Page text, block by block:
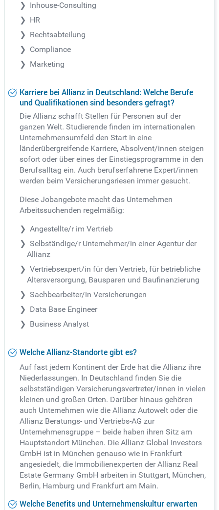
Inhouse-Consulting
HR
Rechtsabteilung
Compliance
Marketing
Karriere bei Allianz in Deutschland: Welche Berufe
und Qualifikationen sind besonders gefragt?
Die Allianz schafft Stellen für Personen auf der
ganzen Welt. Studierende finden im internationalen
Unternehmensumfeld den Start in eine
länderübergreifende Karriere, Absolvent/innen steigen
sofort oder über eines der Einstiegsprogramme in den
Berufsalltag ein. Auch berufserfahrene Expert/innen
werden beim Versicherungsriesen immer gesucht.
Diese Jobangebote macht das Unternehmen
Arbeitssuchenden regelmäßig:
Angestellte/r im Vertrieb
Selbständige/r Unternehmer/in einer Agentur der
Allianz
Vertriebsexpert/in für den Vertrieb, für betriebliche
Altersversorgung, Bausparen und Baufinanzierung
Sachbearbeiter/in Versicherungen
Data Base Engineer
Business Analyst
Welche Allianz-Standorte gibt es?
Auf fast jedem Kontinent der Erde hat die Allianz ihre
Niederlassungen. In Deutschland finden Sie die
selbstständigen Versicherungsvertreter/innen in vielen
kleinen und großen Orten. Darüber hinaus gehören
auch Unternehmen wie die Allianz Autowelt oder die
Allianz Beratungs- und Vertriebs-AG zur
Unternehmensgruppe – beide haben ihren Sitz am
Hauptstandort München. Die Allianz Global Investors
GmbH ist in München genauso wie in Frankfurt
angesiedelt, die Immobilienexperten der Allianz Real
Estate Germany GmbH arbeiten in Stuttgart, München,
Berlin, Hamburg und Frankfurt am Main.
Welche Benefits und Unternehmenskultur erwarten